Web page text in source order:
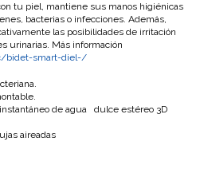
tu piel, mantiene sus manos higiénicas
bacterias o infecciones. Además,
las posibilidades de irritación
urinarias. Más información
bidet-smart-diel-/
de agua dulce estéreo 3D
aireadas